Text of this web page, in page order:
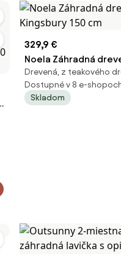
329,9 €
Noela Záhradná
Kingsbury 150 cm
Drevená, z teakového
Dostupné v 8 e-
Skladom